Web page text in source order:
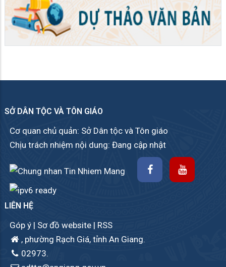
SỞ DÂN TỘC VÀ TÔN GIÁO
Cơ quan chủ quản: Sở Dân tộc và Tôn giáo
Chịu trách nhiệm nội dung: Đang cập nhật
LIÊN HỆ
Góp ý | Sơ đồ website | RSS
, phường Rạch Giá, tỉnh An Giang.
02973.